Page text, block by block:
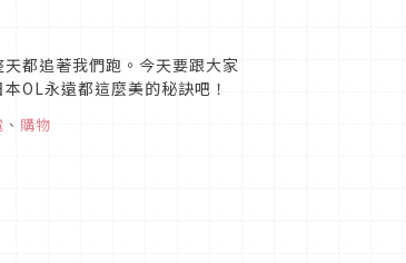
都追著我們跑。今天要跟大家
OL永遠都這麼美的秘訣吧！
、 購物